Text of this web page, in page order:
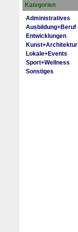
Kategorien
Administratives
Ausbildung+Beruf
Entwicklungen
Kunst+Architektur
Lokale+Events
Sport+Wellness
Sonstiges